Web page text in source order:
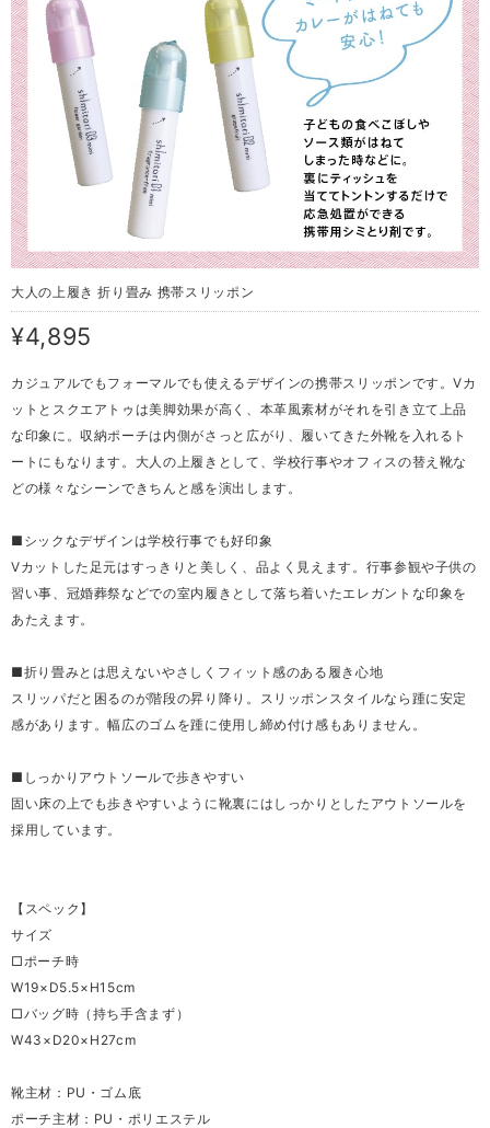
大人の上履き 折り畳み 携帯スリッポン
¥4,895
カジュアルでもフォーマルでも使えるデザインの携帯スリッポンです。Vカ
ットとスクエアトゥは美脚効果が高く、本革風素材がそれを引き立て上品
な印象に。収納ポーチは内側がさっと広がり、履いてきた外靴を入れるト
ートにもなります。大人の上履きとして、学校行事やオフィスの替え靴な
どの様々なシーンできちんと感を演出します。
■シックなデザインは学校行事でも好印象
Vカットした足元はすっきりと美しく、品よく見えます。行事参観や子供の
習い事、冠婚葬祭などでの室内履きとして落ち着いたエレガントな印象を
あたえます。
■折り畳みとは思えないやさしくフィット感のある履き心地
スリッパだと困るのが階段の昇り降り。スリッポンスタイルなら踵に安定
感があります。幅広のゴムを踵に使用し締め付け感もありません。
■しっかりアウトソールで歩きやすい
固い床の上でも歩きやすいように靴裏にはしっかりとしたアウトソールを
採用しています。
【スペック】
サイズ
□ポーチ時
W19×D5.5×H15cm
□バッグ時（持ち手含まず）
W43×D20×H27cm
靴主材：PU・ゴム底
ポーチ主材：PU・ポリエステル